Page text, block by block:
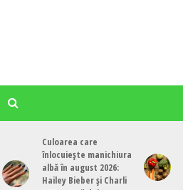
Culoarea care
înlocuiește manichiura
albă în august 2026:
Hailey Bieber și Charli